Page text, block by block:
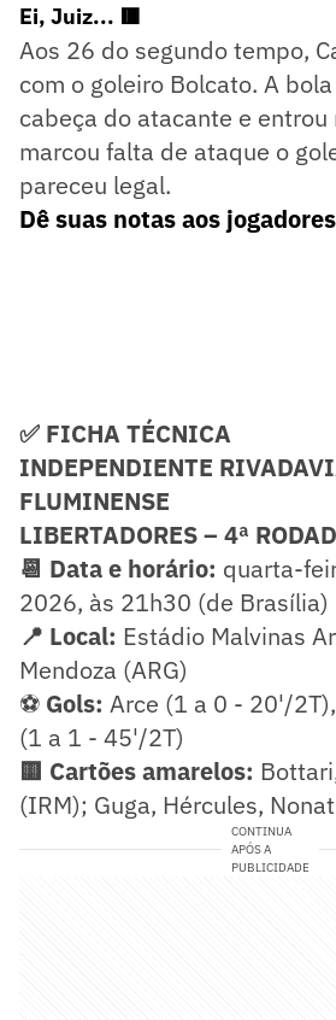
Ei, Juiz... 🟥
Aos 26 do segundo tempo,
com o goleiro Bolcato. A
cabeça do atacante e entrou
marcou falta de ataque o
pareceu legal.
Dê suas notas aos
✅ FICHA TÉCNICA
INDEPENDIENTE
FLUMINENSE
LIBERTADORES – 4ª
📆 Data e horário: quarta-
2026, às 21h30 (de Brasília)
📍 Local: Estádio Malvinas
Mendoza (ARG)
⚽ Gols: Arce (1 a 0 - 20'/
(1 a 1 - 45'/2T)
🟨 Cartões amarelos:
(IRM); Guga, Hércules,
CONTINUA
APÓS A
PUBLICIDADE